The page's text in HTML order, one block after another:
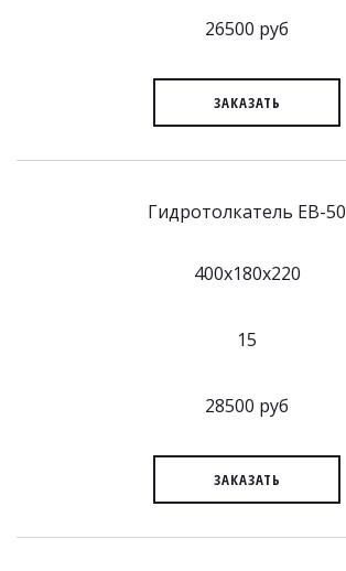
26500 руб
ЗАКАЗАТЬ
Гидротолкатель EB-50
400x180x220
15
28500 руб
ЗАКАЗАТЬ